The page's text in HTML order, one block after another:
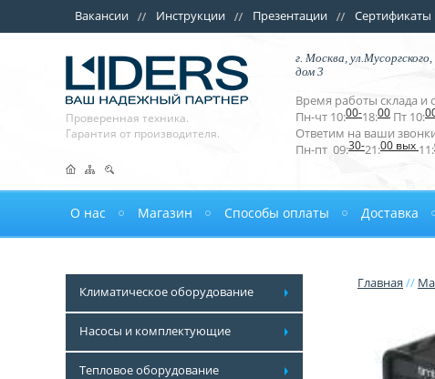
Вакансии Инструкции Презентации Сертификаты
Проверенная техника.
Гарантия от производителя.
г. Москва, ул.Мусоргского,
дом 3
Время работы склада и
Пн-чт 10:00-18:00 Пт 10:
Ответим на ваши
Пн-пт 09:30-21:00 вых 11:
О нас Магазин Способы оплаты Доставка
Климатическое оборудование
Насосы и комплектующие
Тепловое оборудование
Главная //